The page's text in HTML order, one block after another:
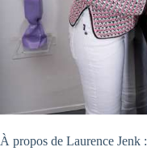
À propos de Laurence Jenk :